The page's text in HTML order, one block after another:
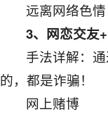
远离网络色情
3、网恋交友
手法详解：
的，都是诈骗！
网上赌博